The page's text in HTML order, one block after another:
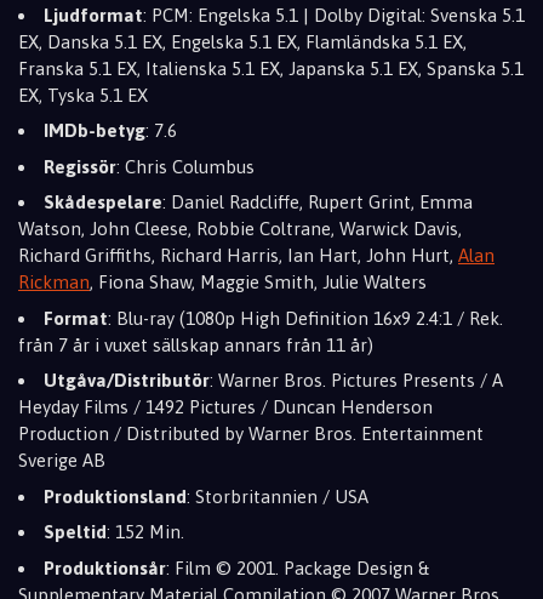
Ljudformat: PCM: Engelska 5.1 | Dolby Digital: Svenska 5.1
EX, Danska 5.1 EX, Engelska 5.1 EX, Flamländska 5.1 EX,
Franska 5.1 EX, Italienska 5.1 EX, Japanska 5.1 EX, Spanska 5.1
EX, Tyska 5.1 EX
IMDb-betyg: 7.6
Regissör: Chris Columbus
Skådespelare: Daniel Radcliffe, Rupert Grint, Emma
Watson, John Cleese, Robbie Coltrane, Warwick Davis,
Richard Griffiths, Richard Harris, Ian Hart, John Hurt, Alan
Rickman, Fiona Shaw, Maggie Smith, Julie Walters
Format: Blu-ray (1080p High Definition 16x9 2.4:1 / Rek.
från 7 år i vuxet sällskap annars från 11 år)
Utgåva/Distributör: Warner Bros. Pictures Presents / A
Heyday Films / 1492 Pictures / Duncan Henderson
Production / Distributed by Warner Bros. Entertainment
Sverige AB
Produktionsland: Storbritannien / USA
Speltid: 152 Min.
Produktionsår: Film © 2001. Package Design &
Supplementary Material Compilation © 2007 Warner Bros.